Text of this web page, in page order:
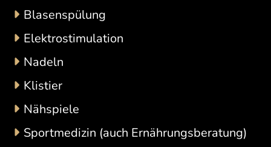
Blasenspülung
Elektrostimulation
Nadeln
Klistier
Nähspiele
Sportmedizin (auch Ernährungsberatung)